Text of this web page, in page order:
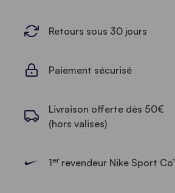
Retours sous 30 jours
Paiement sécurisé
Livraison offerte dès 50€
(hors valises)
1errevendeur Nike Sport Co’